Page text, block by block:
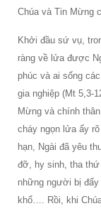
Chúa và Tin Mừng
Khởi đầu sứ vụ,
ràng về lửa được
phúc và ai sống
gia nghiệp (Mt 5,3-
Mừng và chính
cháy ngọn lửa ấy
hạn, Ngài đã yêu
đỡ, hy sinh, tha
những người bị
khổ…. Rồi, khi